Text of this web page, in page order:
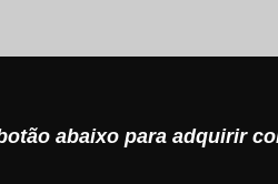
abaixo para adquirir